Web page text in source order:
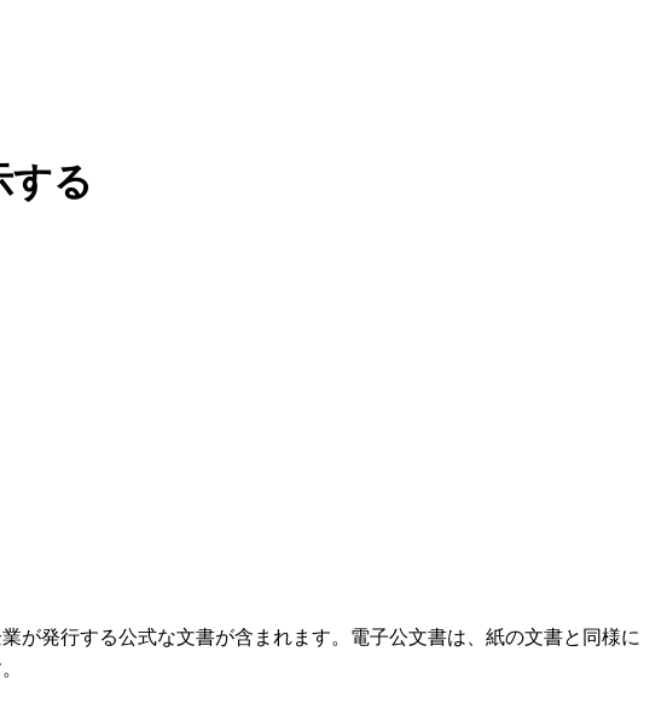
する
が発行する公式な文書が含まれます。電子公文書は、紙の文書と同様に